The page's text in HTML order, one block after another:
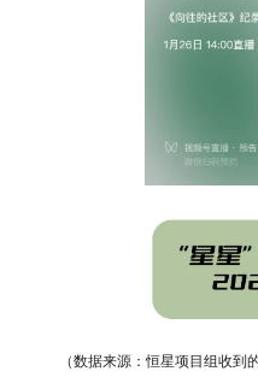
（数据来源：恒星项目组收到